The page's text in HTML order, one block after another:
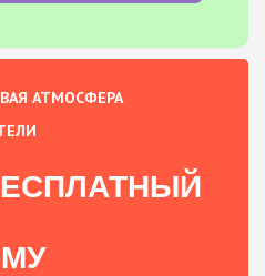
АТМОСФЕРА